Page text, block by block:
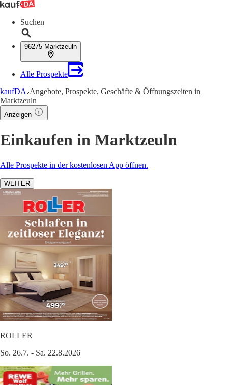
Suchen
96275 Marktzeuln
Alle Prospekte
kaufDA Angebote, Prospekte, Geschäfte & Öffnungszeiten in
Marktzeuln
Anzeigen
Einkaufen in Marktzeuln
Alle Prospekte in der kostenlosen App öffnen.
WEITER
ROLLER
So. 26.7. - Sa. 22.8.2026